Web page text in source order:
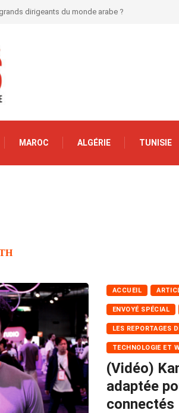
dirigeants du monde arabe ?
MAROC ALGÉRIE TUNISIE
ACCUEIL
ENVOYÉ SPÉCIAL
LES REPORTAGES
TECHNOLOGIE ET
(Vidéo)
adaptée
connectés